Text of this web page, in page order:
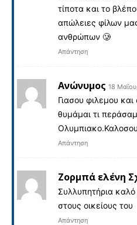
τίποτα και το
απώλειες φίλων
ανθρώπων 🥲
Απάντηση
Ανώνυμος 18
Γιασου φιλεμου
θυμάμαι τι
Ολυμπιακο.Καλοσου
Απάντηση
Ζορμπά ελένη
Συλλυπητήρια
στους οικείους του
Απάντηση